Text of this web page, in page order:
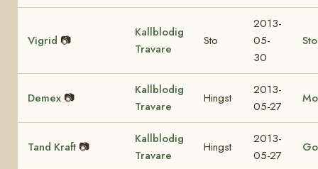
Vigrid 📷
Kallblodig
Travare
Sto
2013-
05-
30
Demex 📷
Kallblodig
Travare
Hingst
2013-
05-27
Tand Kraft 📷
Kallblodig
Travare
Hingst
2013-
05-27